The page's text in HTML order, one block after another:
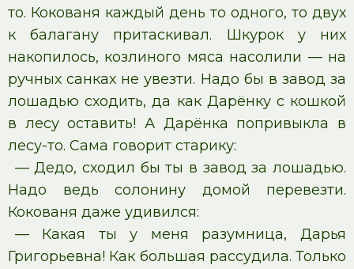
то. Кокованя каждый день то одного, то двух
к балагану притаскивал. Шкурок у них
накопилось, козлиного мяса насолили — на
ручных санках не увезти. Надо бы в завод за
лошадью сходить, да как Дарёнку с кошкой
в лесу оставить! А Дарёнка попривыкла в
лесу-то. Сама говорит старику:
— Дедо, сходил бы ты в завод за лошадью.
Надо ведь солонину домой перевезти.
Кокованя даже удивился:
— Какая ты у меня разумница, Дарья
Григорьевна! Как большая рассудила. Только